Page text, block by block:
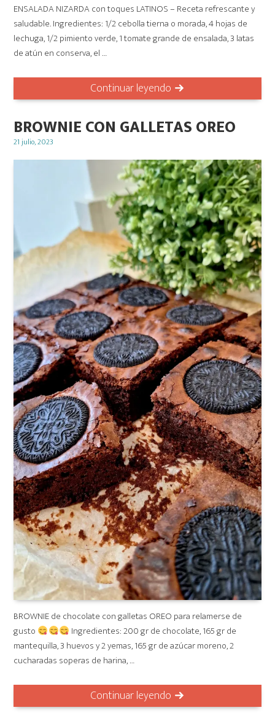
ENSALADA NIZARDA con toques LATINOS – Receta refrescante y
saludable. Ingredientes: 1/2 cebolla tierna o morada, 4 hojas de
lechuga, 1/2 pimiento verde, 1 tomate grande de ensalada, 3 latas
de atún en conserva, el …
Continuar leyendo
BROWNIE CON GALLETAS OREO
Posted
21 julio, 2023
BROWNIE de chocolate con galletas OREO para relamerse de
gusto
Ingredientes: 200 gr de chocolate, 165 gr de
mantequilla, 3 huevos y 2 yemas, 165 gr de azúcar moreno, 2
cucharadas soperas de harina, …
Continuar leyendo